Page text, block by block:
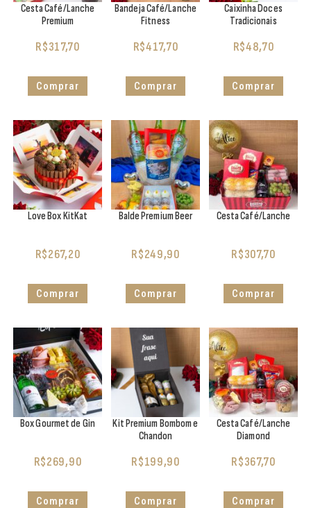
Cesta Café/Lanche
Premium
R$317,70
Comprar
Bandeja Café/Lanche
Fitness
R$417,70
Comprar
Caixinha Doces
Tradicionais
R$48,70
Comprar
Love Box KitKat
R$267,20
Comprar
Balde Premium Beer
R$249,90
Comprar
Cesta Café/Lanche
R$307,70
Comprar
Box Gourmet de Gin
R$269,90
Comprar
Kit Premium Bombom e
Chandon
R$199,90
Comprar
Cesta Café/Lanche
Diamond
R$367,70
Comprar